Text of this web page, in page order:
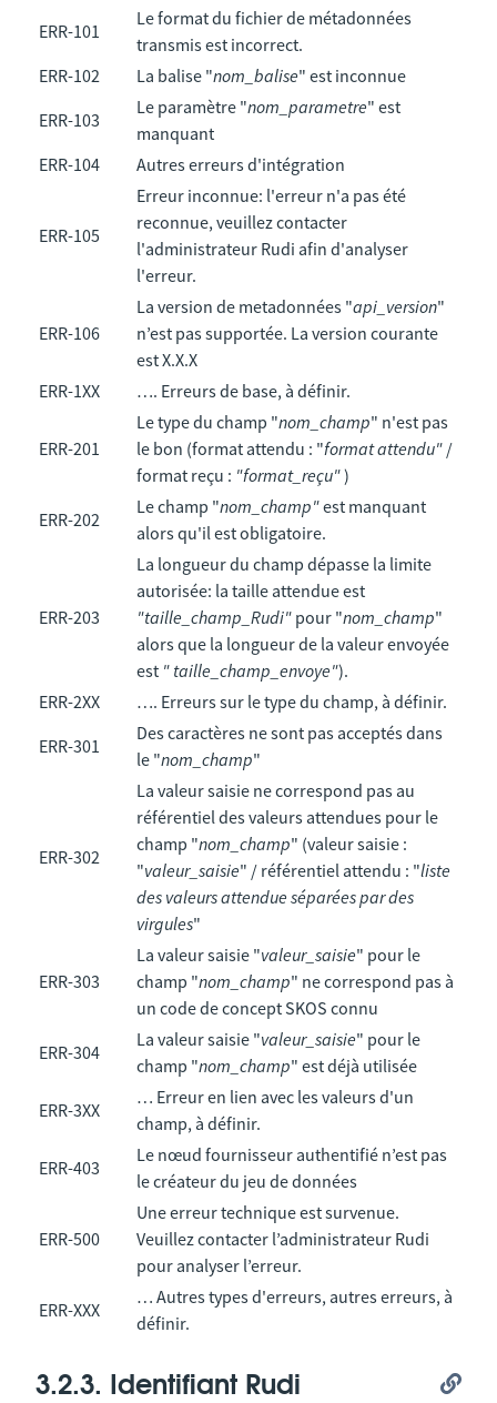
ERR-101
Le format du fichier de métadonnées
transmis est incorrect.
ERR-102
La balise "nom_balise" est inconnue
ERR-103
Le paramètre "nom_parametre" est
manquant
ERR-104
Autres erreurs d'intégration
ERR-105
Erreur inconnue: l'erreur n'a pas été
reconnue, veuillez contacter
l'administrateur Rudi afin d'analyser
l'erreur.
ERR-106
La version de metadonnées "api_version"
n’est pas supportée. La version courante
est X.X.X
ERR-1XX
…. Erreurs de base, à définir.
ERR-201
Le type du champ "nom_champ" n'est pas
le bon (format attendu : "format attendu" /
format reçu : "format_reçu")
ERR-202
Le champ "nom_champ"est manquant
alors qu'il est obligatoire.
ERR-203
La longueur du champ dépasse la limite
autorisée: la taille attendue est
"taille_champ_Rudi" pour "nom_champ"
alors que la longueur de la valeur envoyée
est " taille_champ_envoye").
ERR-2XX
…. Erreurs sur le type du champ, à définir.
ERR-301
Des caractères ne sont pas acceptés dans
le "nom_champ"
ERR-302
La valeur saisie ne correspond pas au
référentiel des valeurs attendues pour le
champ "nom_champ" (valeur saisie :
"valeur_saisie" / référentiel attendu : "liste
des valeurs attendue séparées par des
virgules"
ERR-303
La valeur saisie "valeur_saisie" pour le
champ "nom_champ" ne correspond pas à
un code de concept SKOS connu
ERR-304
La valeur saisie "valeur_saisie" pour le
champ "nom_champ" est déjà utilisée
ERR-3XX
… Erreur en lien avec les valeurs d'un
champ, à définir.
ERR-403
Le nœud fournisseur authentifié n’est pas
le créateur du jeu de données
ERR-500
Une erreur technique est survenue.
Veuillez contacter l’administrateur Rudi
pour analyser l’erreur.
ERR-XXX
… Autres types d'erreurs, autres erreurs, à
définir.
3.2.3. Identifiant Rudi